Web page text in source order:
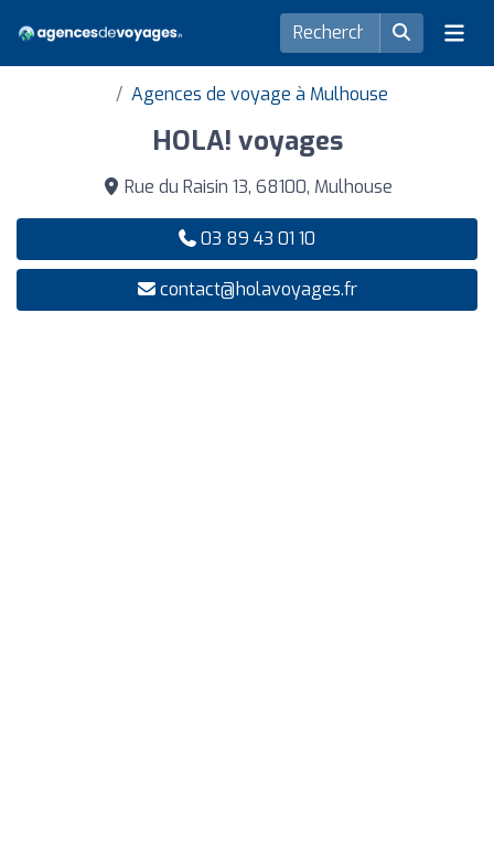
Agences de voyage à Mulhouse
HOLA! voyages
Rue du Raisin 13, 68100, Mulhouse
03 89 43 01 10
contact@holavoyages.fr